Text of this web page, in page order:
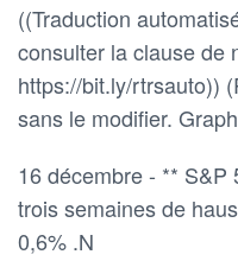
((Traduction
consulter la clause de
https://bit.ly/rtrsauto))
sans le modifier.
16 décembre - ** S&P
trois semaines de
0,6% .N